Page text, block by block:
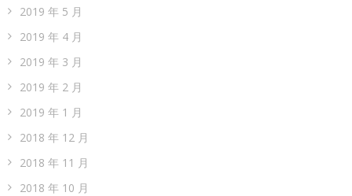
2019 年 5 月
2019 年 4 月
2019 年 3 月
2019 年 2 月
2019 年 1 月
2018 年 12 月
2018 年 11 月
2018 年 10 月